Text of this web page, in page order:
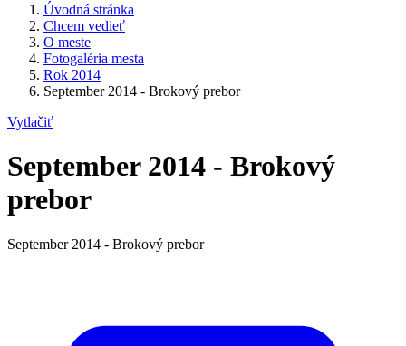
Úvodná stránka
Chcem vedieť
O meste
Fotogaléria mesta
Rok 2014
September 2014 - Brokový prebor
Vytlačiť
September 2014 - Brokový
prebor
September 2014 - Brokový prebor